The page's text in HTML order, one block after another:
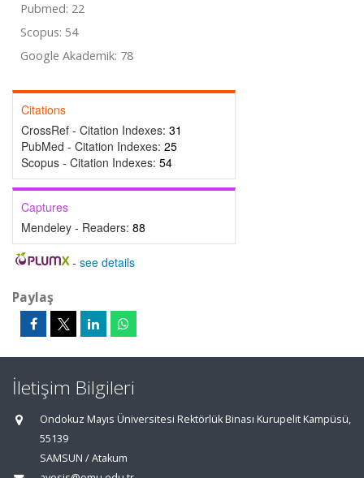
Pubmed: 22
Scopus: 54
Google Akademik: 78
Citations
CrossRef - Citation Indexes: 31
PubMed - Citation Indexes: 25
Scopus - Citation Indexes: 54
Captures
Mendeley - Readers: 88
- see details
Paylaş
İletişim Bilgileri
Ondokuz Mayıs Üniversitesi Rektörlük Binası Kurupelit Kampüsü,
55139
SAMSUN / Atakum